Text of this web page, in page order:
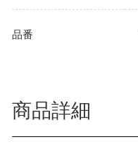
品番
商品詳細